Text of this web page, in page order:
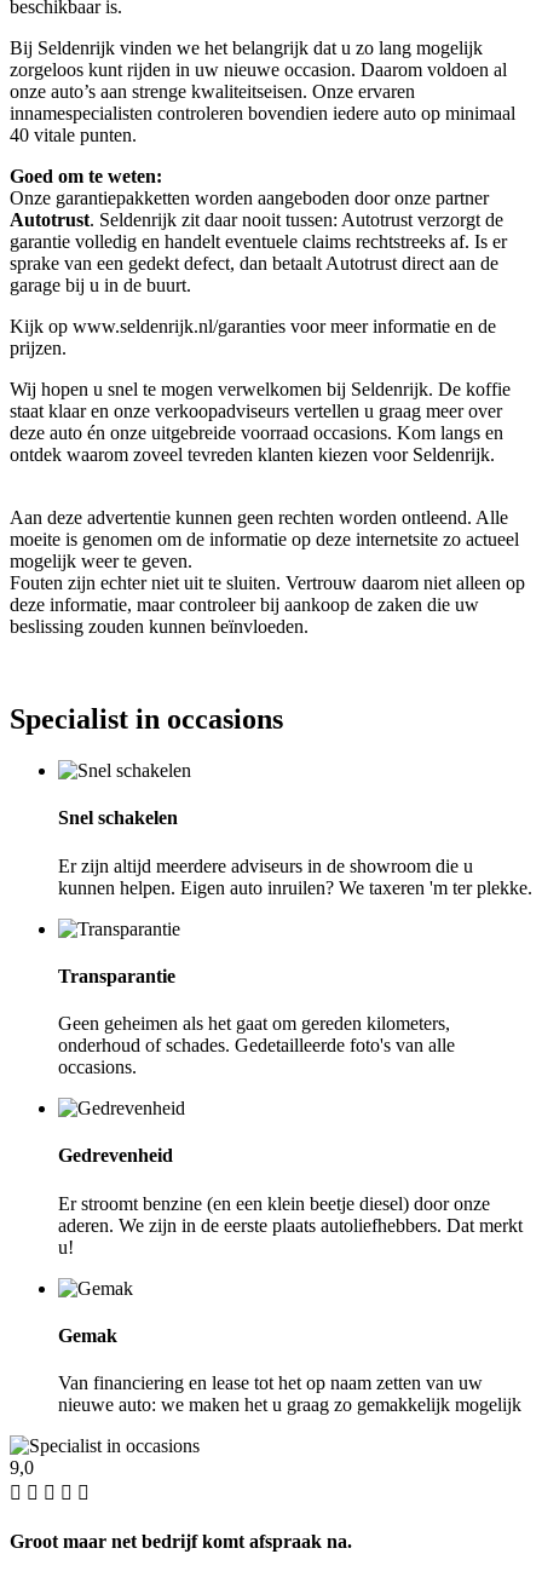
beschikbaar is.
Bij Seldenrijk vinden we het belangrijk dat u zo lang mogelijk
zorgeloos kunt rijden in uw nieuwe occasion. Daarom voldoen al
onze auto’s aan strenge kwaliteitseisen. Onze ervaren
innamespecialisten controleren bovendien iedere auto op minimaal
40 vitale punten.
Goed om te weten:
Onze garantie­pakketten worden aangeboden door onze partner
Autotrust. Seldenrijk zit daar nooit tussen: Autotrust verzorgt de
garantie volledig en handelt eventuele claims rechtstreeks af. Is er
sprake van een gedekt defect, dan betaalt Autotrust direct aan de
garage bij u in de buurt.
Kijk op www.seldenrijk.nl/garanties voor meer informatie en de
prijzen.
Wij hopen u snel te mogen verwelkomen bij Seldenrijk. De koffie
staat klaar en onze verkoopadviseurs vertellen u graag meer over
deze auto én onze uitgebreide voorraad occasions. Kom langs en
ontdek waarom zoveel tevreden klanten kiezen voor Seldenrijk.
Aan deze advertentie kunnen geen rechten worden ontleend. Alle
moeite is genomen om de informatie op deze internetsite zo actueel
mogelijk weer te geven.
Fouten zijn echter niet uit te sluiten. Vertrouw daarom niet alleen op
deze informatie, maar controleer bij aankoop de zaken die uw
beslissing zouden kunnen beïnvloeden.
Specialist in occasions
Snel schakelen
Er zijn altijd meerdere adviseurs in de showroom die u
kunnen helpen. Eigen auto inruilen? We taxeren 'm ter plekke.
Transparantie
Geen geheimen als het gaat om gereden kilometers,
onderhoud of schades. Gedetailleerde foto's van alle
occasions.
Gedrevenheid
Er stroomt benzine (en een klein beetje diesel) door onze
aderen. We zijn in de eerste plaats autoliefhebbers. Dat merkt
u!
Gemak
Van financiering en lease tot het op naam zetten van uw
nieuwe auto: we maken het u graag zo gemakkelijk mogelijk
9,0
Groot maar net bedrijf komt afspraak na.